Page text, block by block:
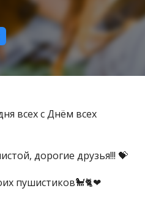
всех с Днём всех
дорогие друзья!!! 💝
пушистиков🐩🐈❤